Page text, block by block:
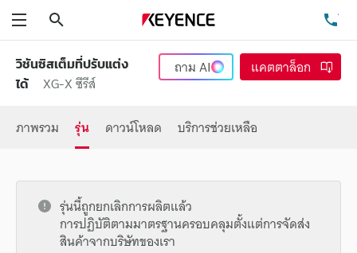
วิชันซิสเต็มที่ปรับแต่ง
ได้
XG-X ซีรีส์
ถามAI แคตตาล็อก
ภาพรวม รุ่น ดาวน์โหลด บริการช่วยเหลือ
รุ่นนี้ถูกยกเลิกการผลิตแล้ว
การปฏิบัติตามมาตรฐานครอบคลุมตั้งแต่การจัดส่ง
สินค้าจากบริษัทของเรา